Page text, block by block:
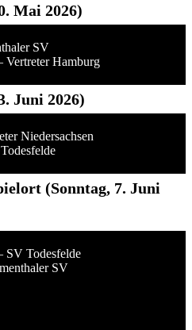
Mai 2026)
SV
Vertreter Hamburg
Juni 2026)
Niedersachsen
(Sonntag, 7. Juni
SV Todesfelde
SV